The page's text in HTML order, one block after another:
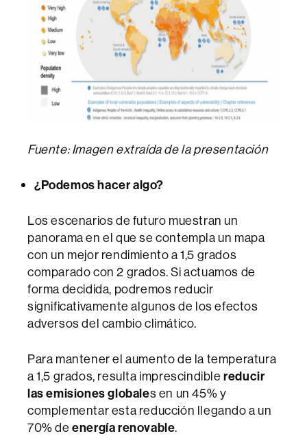
Fuente: Imagen extraída de la presentación
¿Podemos hacer algo?
Los escenarios de futuro muestran un
panorama en el que se contempla un mapa
con un mejor rendimiento a 1,5 grados
comparado con 2 grados. Si actuamos de
forma decidida, podremos reducir
significativamente algunos de los efectos
adversos del cambio climático.
Para mantener el aumento de la temperatura
a 1,5 grados, resulta imprescindiblereducir
las emisiones globales en un 45% y
complementar esta reducción llegando a un
70% deenergía renovable.